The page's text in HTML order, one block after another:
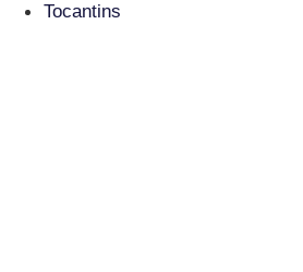
Tocantins